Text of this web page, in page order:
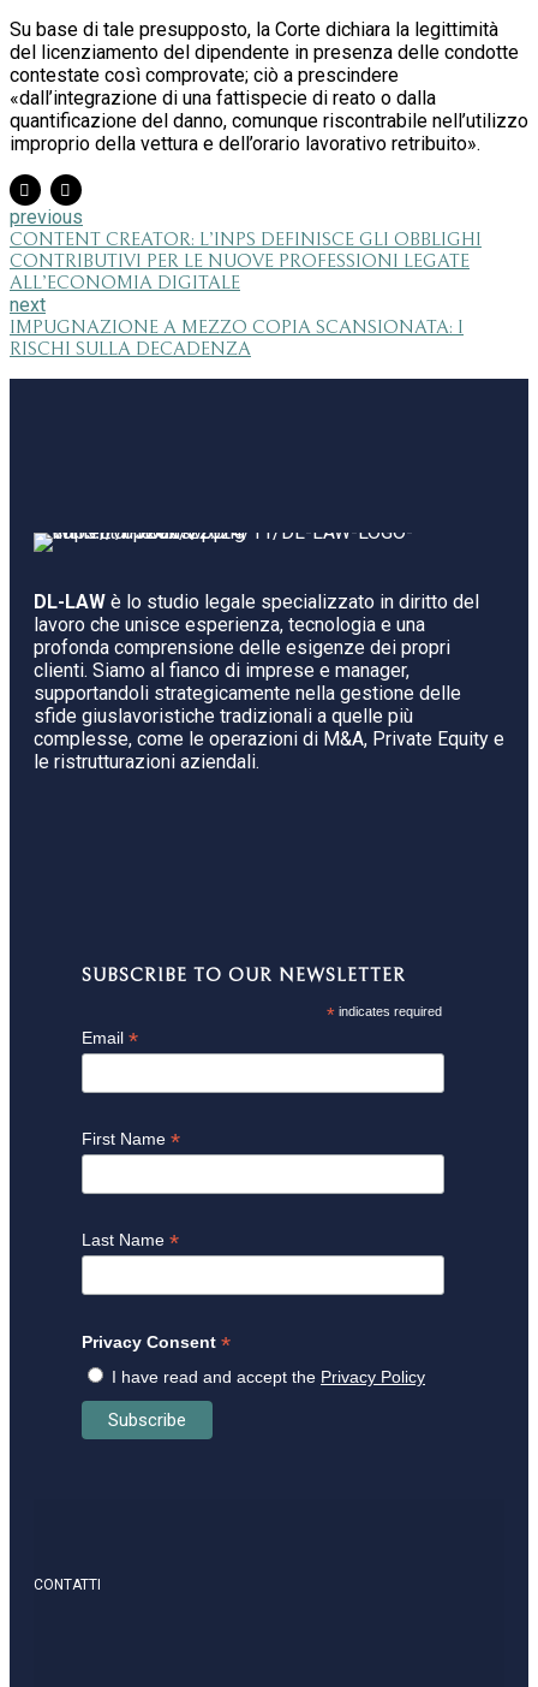
Su base di tale presupposto, la Corte dichiara la legittimità
del licenziamento del dipendente in presenza delle condotte
contestate così comprovate; ciò a prescindere
«dall’integrazione di una fattispecie di reato o dalla
quantificazione del danno, comunque riscontrabile nell’utilizzo
improprio della vettura e dell’orario lavorativo retribuito».
previous
CONTENT CREATOR: L’INPS DEFINISCE GLI OBBLIGHI
CONTRIBUTIVI PER LE NUOVE PROFESSIONI LEGATE
ALL’ECONOMIA DIGITALE
next
IMPUGNAZIONE A MEZZO COPIA SCANSIONATA: I
RISCHI SULLA DECADENZA
DL-LAW è lo studio legale specializzato in diritto del
lavoro che unisce esperienza, tecnologia e una
profonda comprensione delle esigenze dei propri
clienti. Siamo al fianco di imprese e manager,
supportandoli strategicamente nella gestione delle
sfide giuslavoristiche tradizionali a quelle più
complesse, come le operazioni di M&A, Private Equity e
le ristrutturazioni aziendali.
SUBSCRIBE TO OUR NEWSLETTER
*indicates required
Email *
First Name *
Last Name *
Privacy Consent *
I have read and accept the Privacy Policy
CONTATTI